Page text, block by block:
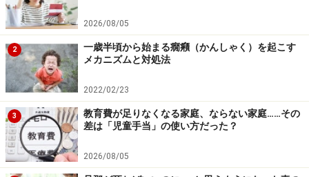
れば自分を否定したりすることがあります。
その結果、情緒面で不安定になり、そこからコミュニケ
ーションも円滑にいかなかったり、能力も伸び悩むこと
があります。そして、完璧にできないわが子に対し、親
自身もイライラしストレスを抱える結果になるでしょ
う。
子育ては完璧を目指すより、ほど良く手抜きをした方
2026/08/05
2
一歳半頃から始まる癇癪（かんしゃく）を起こす
メカニズムと対処法
2022/02/23
3
教育費が足りなくなる家庭、ならない家庭……その
差は「児童手当」の使い方だった？
2026/08/05